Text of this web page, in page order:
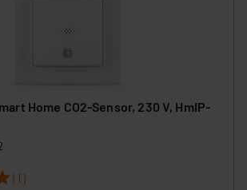
Home CO2-Sensor, 230 V, HmIP-
(1)